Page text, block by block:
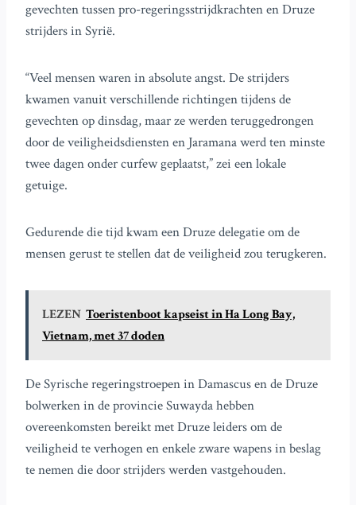
gevechten tussen pro-regeringsstrijdkrachten en Druze
strijders in Syrië.
“Veel mensen waren in absolute angst. De strijders
kwamen vanuit verschillende richtingen tijdens de
gevechten op dinsdag, maar ze werden teruggedrongen
door de veiligheidsdiensten en Jaramana werd ten minste
twee dagen onder curfew geplaatst,” zei een lokale
getuige.
Gedurende die tijd kwam een Druze delegatie om de
mensen gerust te stellen dat de veiligheid zou terugkeren.
LEZEN Toeristenboot kapseist in Ha Long Bay,
Vietnam, met 37 doden
De Syrische regeringstroepen in Damascus en de Druze
bolwerken in de provincie Suwayda hebben
overeenkomsten bereikt met Druze leiders om de
veiligheid te verhogen en enkele zware wapens in beslag
te nemen die door strijders werden vastgehouden.